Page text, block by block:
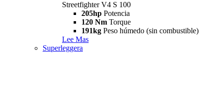
Streetfighter V4 S 100
205hp Potencia
120 Nm Torque
191kg Peso húmedo (sin combustible)
Lee Mas
Superleggera